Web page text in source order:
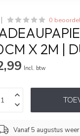
0
X 2M |
Incl. btw
Vanaf 5 augustus